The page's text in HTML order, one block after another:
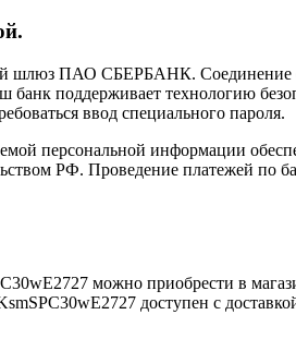
шлюз ПАО СБЕРБАНК. Соединение
поддерживает технологию
ввод специального пароля.
персональной информации
РФ. Проведение платежей по
можно приобрести в
доступен с